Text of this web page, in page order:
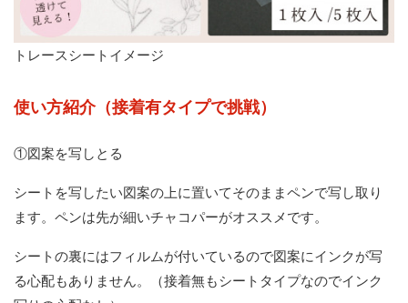
トレースシートイメージ
使い方紹介（接着有タイプで挑戦）
①図案を写しとる
シートを写したい図案の上に置いてそのままペンで写し取り
ます。ペンは先が細いチャコパーがオススメです。
シートの裏にはフィルムが付いているので図案にインクが写
る心配もありません。（接着無もシートタイプなのでインク